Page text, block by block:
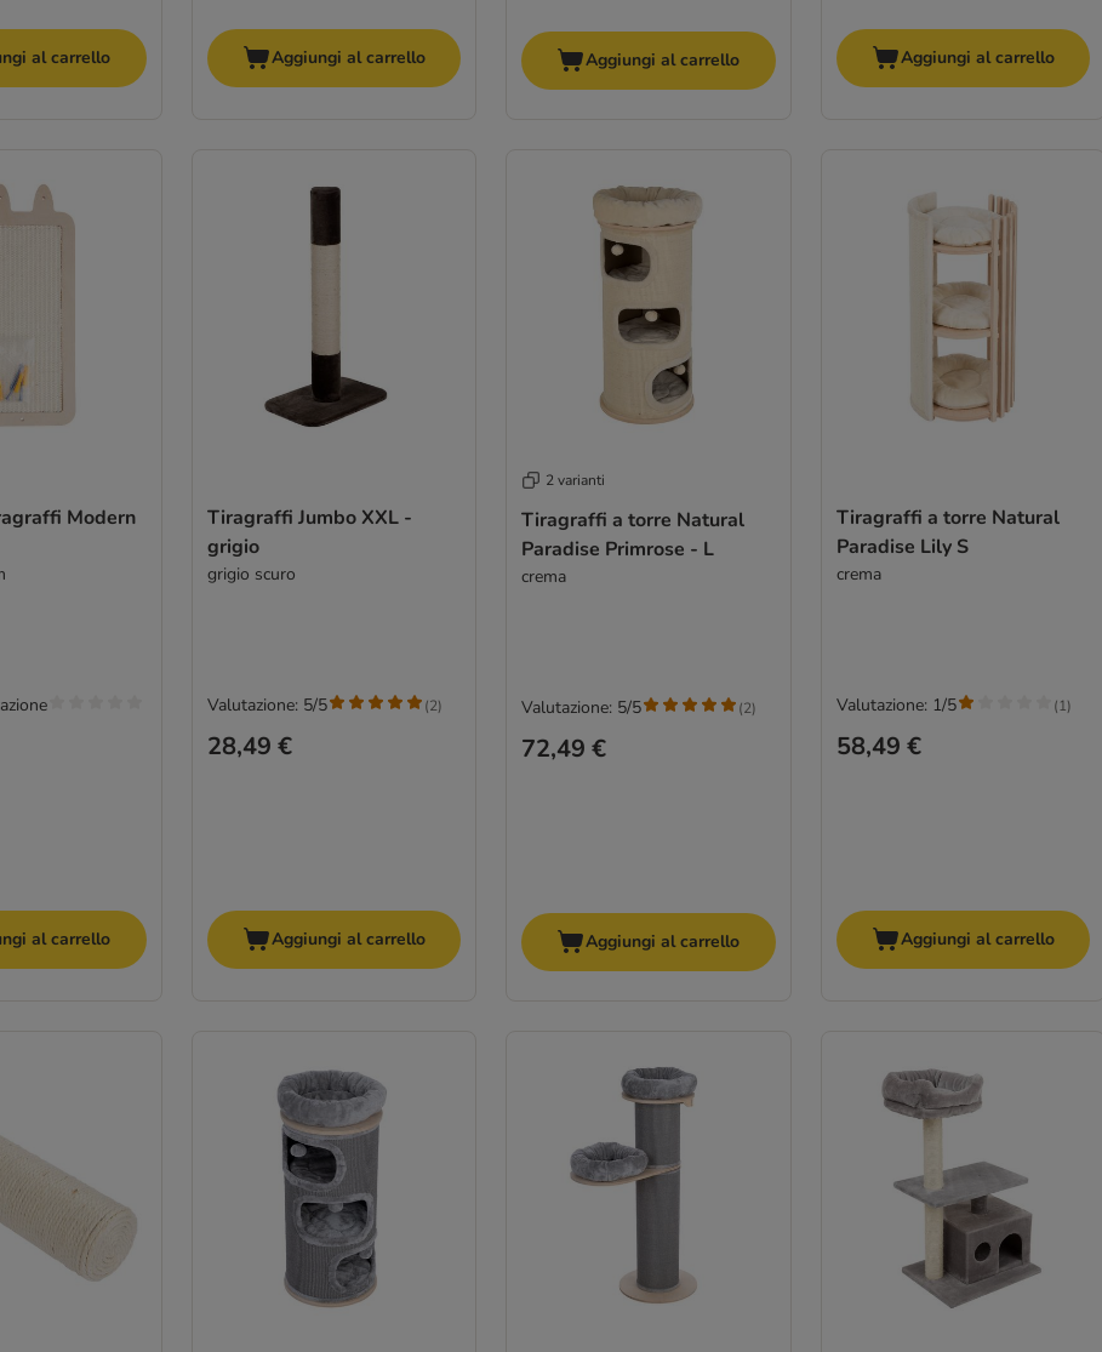
al carrello Aggiungi al carrello Aggiungi al carrello Aggiungi al carrello
Modern
al carrello
Tiragraffi Jumbo XXL -
grigio
grigio scuro
28,49 €
Valutazione: 5/5 (2)
Aggiungi al carrello
2 varianti
Tiragraffi a torre Natural
Paradise Primrose - L
crema
72,49 €
Valutazione: 5/5 (2)
Aggiungi al carrello
Tiragraffi a torre Natural
Paradise Lily S
crema
58,49 €
Valutazione: 1/5 (1)
Aggiungi al carrello